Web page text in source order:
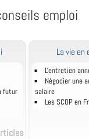
emploi
futur
La vie en
L'entretien
Négocier une
salaire
Les SCOP en